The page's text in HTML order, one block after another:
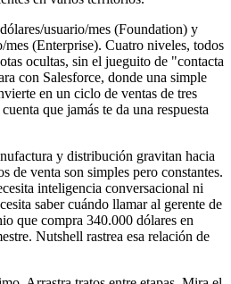
usuario/mes (Foundation) y
mes (Enterprise). Cuatro niveles, todos
ocultas, sin el jueguito de "contacta
con Salesforce, donde una simple
en un ciclo de ventas de tres
que jamás te da una respuesta
y distribución gravitan hacia
de venta son simples pero constantes.
inteligencia conversacional ni
saber cuándo llamar al gerente de
que compra 340.000 dólares en
Nutshell rastrea esa relación de